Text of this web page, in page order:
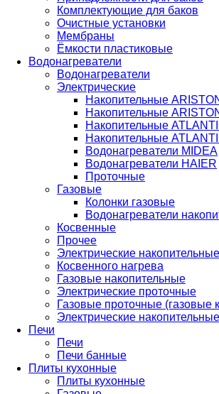
Комплектующие для баков
Очистные установки
Мембраны
Ёмкости пластиковые
Водонагреватели
Водонагреватели
Электрические
Накопительные
Накопительные
Накопительные
Накопительные
Водонагреватели MIDEA
Водонагреватели HAIER
Проточные
Газовые
Колонки газовые
Водонагреватели
Косвенные
Прочее
Электрические накопительные
Косвенного нагрева
Газовые накопительные
Электрические проточные
Газовые проточные (газовые
Электрические
Печи
Печи
Печи банные
Плиты кухонные
Плиты кухонные